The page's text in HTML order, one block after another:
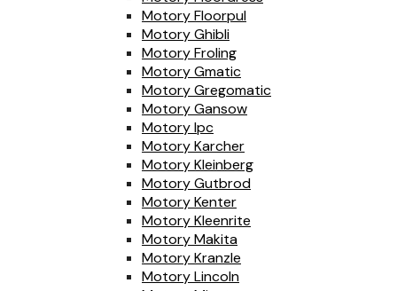
Motory Floorpul
Motory Ghibli
Motory Froling
Motory Gmatic
Motory Gregomatic
Motory Gansow
Motory Ipc
Motory Karcher
Motory Kleinberg
Motory Gutbrod
Motory Kenter
Motory Kleenrite
Motory Makita
Motory Kranzle
Motory Lincoln